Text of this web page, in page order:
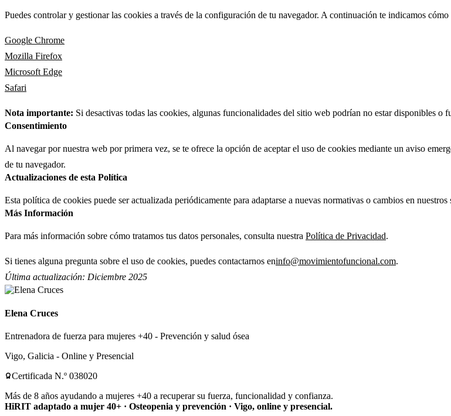
Puedes controlar y gestionar las cookies a través de la configuración de tu navegador. A continuación te indicamos
Google Chrome
Mozilla Firefox
Microsoft Edge
Safari
Nota importante: Si desactivas todas las cookies, algunas funcionalidades del sitio web podrían no estar disponibles o
Consentimiento
Al navegar por nuestra web por primera vez, se te ofrece la opción de aceptar el uso de cookies mediante un aviso
de tu navegador.
Actualizaciones de esta Política
Esta política de cookies puede ser actualizada periódicamente para adaptarse a nuevas normativas o cambios en
Más Información
Para más información sobre cómo tratamos tus datos personales, consulta nuestra Política de Privacidad.
Si tienes alguna pregunta sobre el uso de cookies, puedes contactarnos eninfo@movimientofuncional.com.
Última actualización: Diciembre 2025
Elena Cruces
Entrenadora de fuerza para mujeres +40 - Prevención y salud ósea
Vigo, Galicia - Online y Presencial
Certificada N.º 038020
Más de 8 años ayudando a mujeres +40 a recuperar su fuerza, funcionalidad y confianza.
HiRIT adaptado a mujer 40+ · Osteopenia y prevención · Vigo, online y presencial.